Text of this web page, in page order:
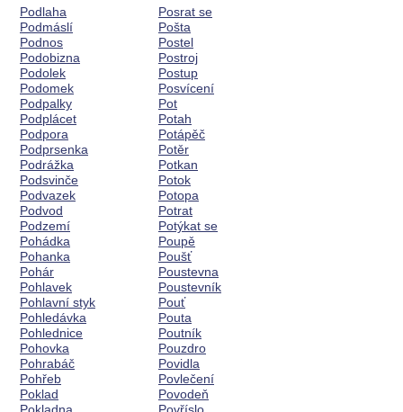
Podlaha
Podmáslí
Podnos
Podobizna
Podolek
Podomek
Podpalky
Podplácet
Podpora
Podprsenka
Podrážka
Podsvinče
Podvazek
Podvod
Podzemí
Pohádka
Pohanka
Pohár
Pohlavek
Pohlavní styk
Pohledávka
Pohlednice
Pohovka
Pohrabáč
Pohřeb
Poklad
Posrat se
Pošta
Postel
Postroj
Postup
Posvícení
Pot
Potah
Potápěč
Potěr
Potkan
Potok
Potopa
Potrat
Potýkat se
Poupě
Poušť
Poustevna
Poustevník
Pouť
Pouta
Poutník
Pouzdro
Povidla
Povlečení
Povodeň